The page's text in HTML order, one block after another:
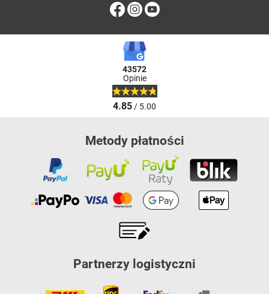
FacebookInstagram
43572
Opinie
4.85/ 5.00
Metody płatności
Partnerzy logistyczni